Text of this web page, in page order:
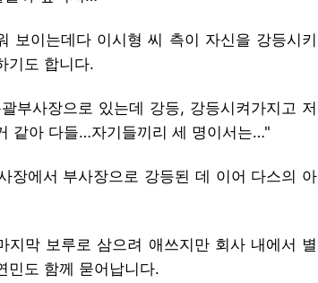
보이는데다 이시형 씨 측이 자신을 강등시키
기도 합니다.
부사장으로 있는데 강등, 강등시켜가지고 저
같아 다들…자기들끼리 세 명이서는…"
장에서 부사장으로 강등된 데 이어 다스의 아
막 보루로 삼으려 애쓰지만 회사 내에서 별
민도 함께 묻어납니다.